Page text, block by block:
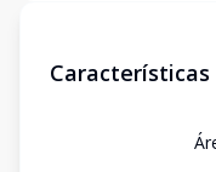
Características